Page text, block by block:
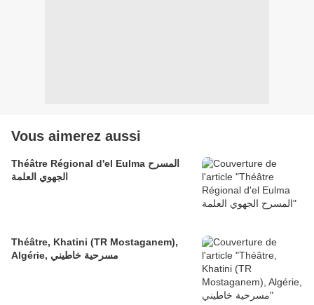
Vous aimerez aussi
Théâtre Régional d'el Eulma المسرح
الجهوي العلمة
Théâtre, Khatini (TR Mostaganem),
Algérie, مسرحية خاطيني